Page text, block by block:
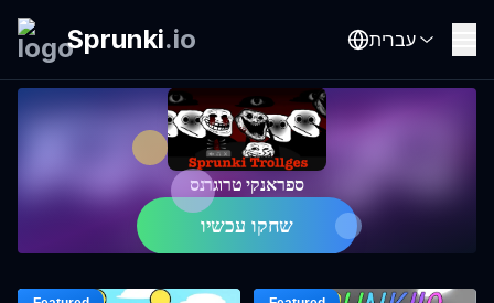
Sprunki.io עברית
ספראנקי טרוגרנס
שחקו עכשיו